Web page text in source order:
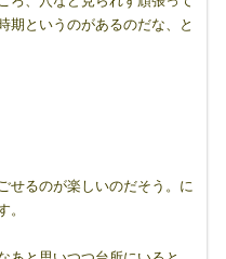
期というのがあるのだな、と
せるのが楽しいのだそう。に
。